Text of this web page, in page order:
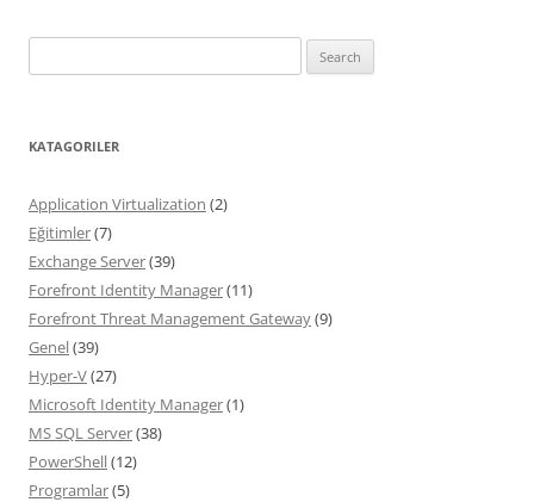
for:
KATAGORILER
Application Virtualization (2)
Eğitimler(7)
Exchange Server(39)
Forefront Identity Manager(11)
Forefront Threat Management Gateway(9)
Genel(39)
Hyper-V(27)
Microsoft Identity Manager(1)
MS SQL Server(38)
PowerShell(12)
Programlar(5)